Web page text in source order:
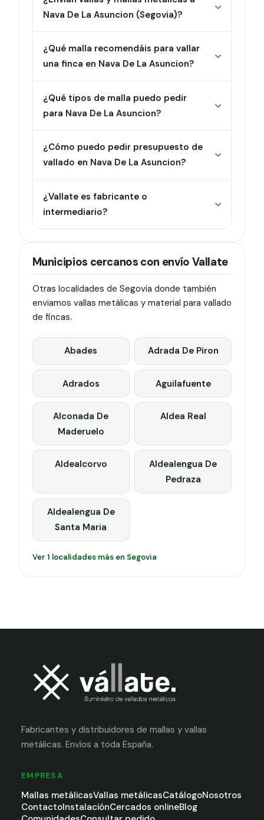
Nava De La Asuncion (Segovia)?
¿Qué malla recomendáis para vallar
una finca en Nava De La Asuncion?
¿Qué tipos de malla puedo pedir
para Nava De La Asuncion?
¿Cómo puedo pedir presupuesto de
vallado en Nava De La Asuncion?
¿Vallate es fabricante o
intermediario?
Municipios cercanos con envío Vallate
Otras localidades de Segovia donde también
enviamos vallas metálicas y material para vallado
de fincas.
Abades Adrada De Piron
Adrados Aguilafuente
Alconada De
Maderuelo
Aldea Real
Aldealcorvo
Aldealengua De
Pedraza
Aldealengua De
Santa Maria
Ver 1 localidades más en Segovia
Fabricantes y distribuidores de mallas y vallas
metálicas. Envíos a toda España.
EMPRESA
Mallas metálicasVallas metálicasCatálogoNosotros
ContactoInstalaciónCercados onlineBlog